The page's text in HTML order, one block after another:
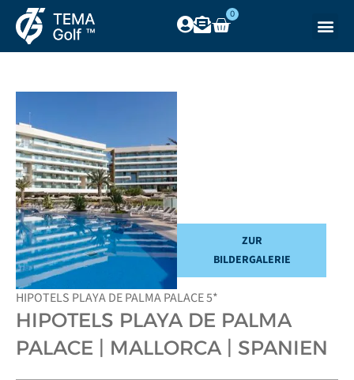
0
ZUR
BILDERGALERIE
HIPOTELS PLAYA DE PALMA PALACE 5*
HIPOTELS PLAYA DE PALMA
PALACE | MALLORCA | SPANIEN